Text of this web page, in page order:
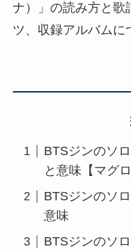
ナ）」の読み方と歌
ツ、収録アルバムに
BTSジンのソ
と意味【マグロ
BTSジンのソ
意味
BTSジンのソ